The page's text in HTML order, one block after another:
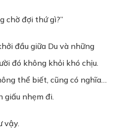
chờ đợi thứ gì?”
đầu giữa Du và những
đó không khỏi khó chịu.
thể biết, cũng có nghĩa…
giấu nhẹm đi.
vậy.